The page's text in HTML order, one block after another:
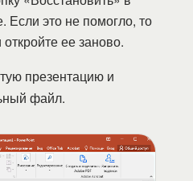
это не помогло, то
ее заново.
презентацию и
файл.